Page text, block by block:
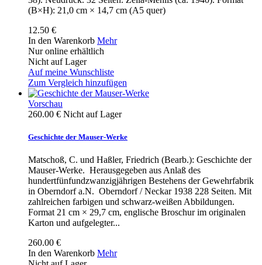
(B×H): 21,0 cm × 14,7 cm (A5 quer)
12.50 €
In den Warenkorb Mehr
Nur online erhältlich
Nicht auf Lager
Auf meine Wunschliste
Zum Vergleich hinzufügen
Vorschau
260.00 € Nicht auf Lager
Geschichte der Mauser-Werke
Matschoß, C. und Haßler, Friedrich (Bearb.): Geschichte der
Mauser-Werke. Herausgegeben aus Anlaß des
hundertfünfundzwanzigjährigen Bestehens der Gewehrfabrik
in Oberndorf a.N. Oberndorf / Neckar 1938 228 Seiten. Mit
zahlreichen farbigen und schwarz-weißen Abbildungen.
Format 21 cm × 29,7 cm, englische Broschur im originalen
Karton und aufgelegter...
260.00 €
In den Warenkorb Mehr